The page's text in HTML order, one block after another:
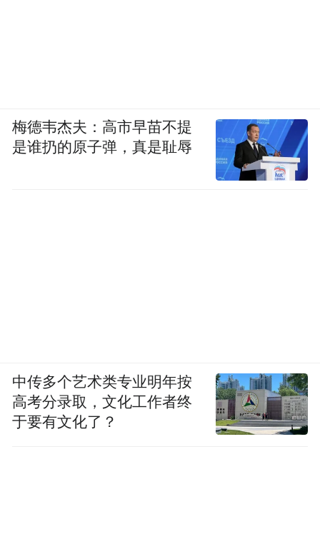
梅德韦杰夫：高市早苗不提
是谁扔的原子弹，真是耻辱
中传多个艺术类专业明年按
高考分录取，文化工作者终
于要有文化了？